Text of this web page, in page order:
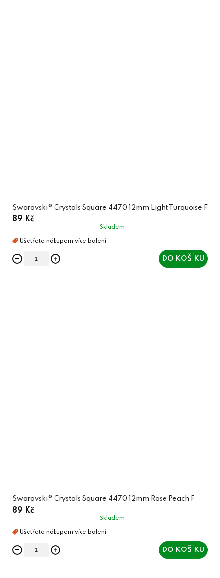
Swarovski® Crystals Square 4470 12mm Light Turquoise F
89 Kč
Skladem
DO KOŠÍKU
Swarovski® Crystals Square 4470 12mm Rose Peach F
89 Kč
Skladem
DO KOŠÍKU